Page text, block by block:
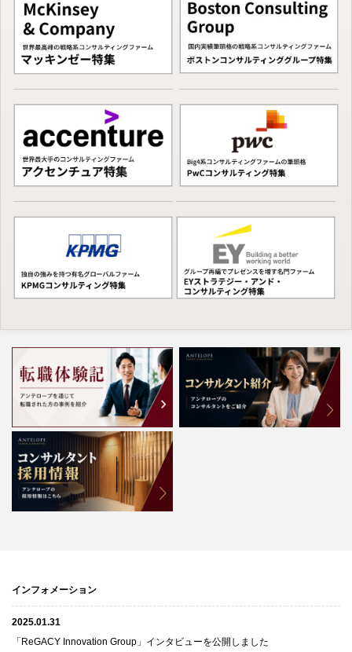
インフォメーション
2025.01.31
「ReGACY Innovation Group」インタビューを公開しました